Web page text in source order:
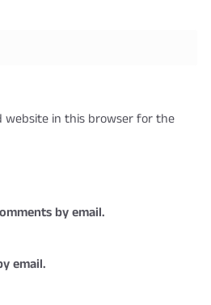
website in this browser for the
by email.
email.